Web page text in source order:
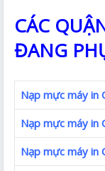
CÁC
ĐANG
Nạp mực máy in
Nạp mực máy in
Nạp mực máy in